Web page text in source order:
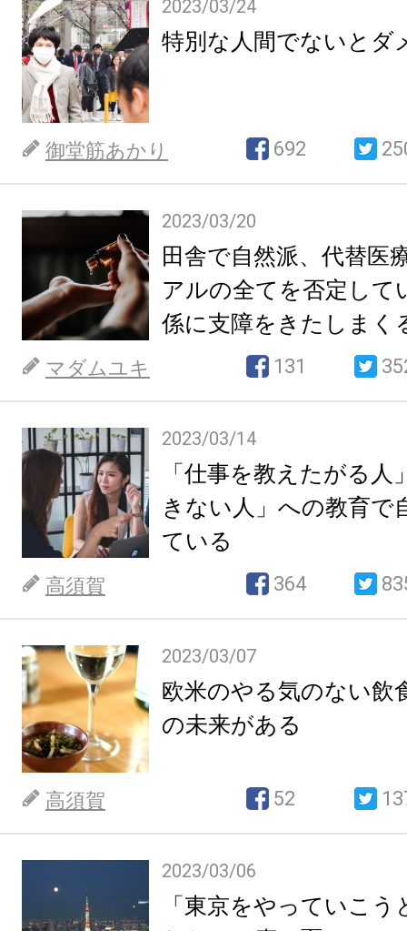
2023/03/24
特別な人間でないとダ
御堂筋あかり 692
2023/03/20
田舎で自然派、代替医
アルの全てを否定して
係に支障をきたしまく
マダムユキ 131
2023/03/14
「仕事を教えたがる人
きない人」への教育で
ている
高須賀 364
2023/03/07
欧米のやる気のない飲
の未来がある
高須賀 52
2023/03/06
「東京をやっていこ